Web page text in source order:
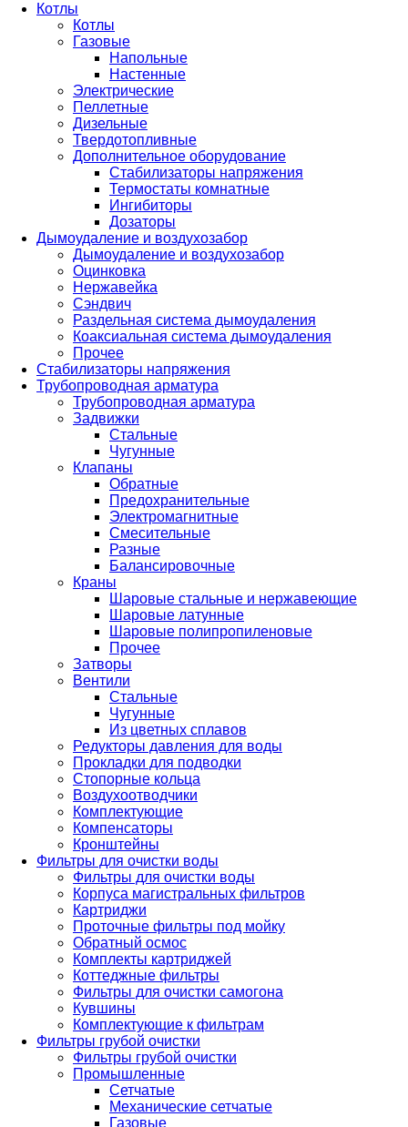
Котлы
Котлы
Газовые
Напольные
Настенные
Электрические
Пеллетные
Дизельные
Твердотопливные
Дополнительное оборудование
Стабилизаторы напряжения
Термостаты комнатные
Ингибиторы
Дозаторы
Дымоудаление и воздухозабор
Дымоудаление и воздухозабор
Оцинковка
Нержавейка
Сэндвич
Раздельная система дымоудаления
Коаксиальная система дымоудаления
Прочее
Стабилизаторы напряжения
Трубопроводная арматура
Трубопроводная арматура
Задвижки
Стальные
Чугунные
Клапаны
Обратные
Предохранительные
Электромагнитные
Смесительные
Разные
Балансировочные
Краны
Шаровые стальные и нержавеющие
Шаровые латунные
Шаровые полипропиленовые
Прочее
Затворы
Вентили
Стальные
Чугунные
Из цветных сплавов
Редукторы давления для воды
Прокладки для подводки
Стопорные кольца
Воздухоотводчики
Комплектующие
Компенсаторы
Кронштейны
Фильтры для очистки воды
Фильтры для очистки воды
Корпуса магистральных фильтров
Картриджи
Проточные фильтры под мойку
Обратный осмос
Комплекты картриджей
Коттеджные фильтры
Фильтры для очистки самогона
Кувшины
Комплектующие к фильтрам
Фильтры грубой очистки
Фильтры грубой очистки
Промышленные
Сетчатые
Механические сетчатые
Газовые